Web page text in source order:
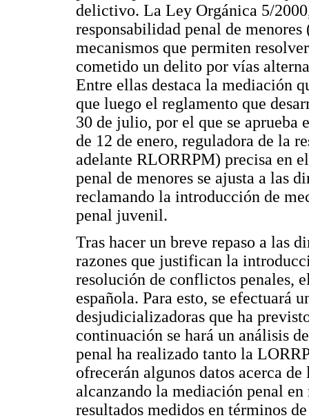
delictivo. La Ley Orgánica 5/
responsabilidad penal de
mecanismos que permiten
cometido un delito por vías
Entre ellas destaca la mediación
que luego el reglamento que
30 de julio, por el que se aprueba
de 12 de enero, reguladora de la
adelante RLORRPM) precisa en
penal de menores se ajusta a las
reclamando la introducción de
penal juvenil.
Tras hacer un breve repaso a las
razones que justifican la
resolución de conflictos penales,
española. Para esto, se efectuará
desjudicializadoras que ha
continuación se hará un análisis
penal ha realizado tanto la
ofrecerán algunos datos acerca
alcanzando la mediación penal
resultados medidos en términos